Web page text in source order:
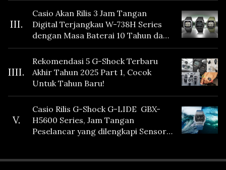
III.
Casio Akan Rilis 3 Jam Tangan
Digital Terjangkau W-738H Series
dengan Masa Baterai 10 Tahun dan
Fitur Vibration
IIII.
Rekomendasi 5 G-Shock Terbaru
Akhir Tahun 2025 Part 1, Cocok
Untuk Tahun Baru!
V.
Casio Rilis G-Shock G-LIDE GBX-
H5600 Series, Jam Tangan
Peselancar yang dilengkapi Sensor